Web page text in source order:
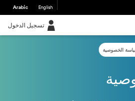
English
Arabic
تسجيل الدخول
الخصوصية